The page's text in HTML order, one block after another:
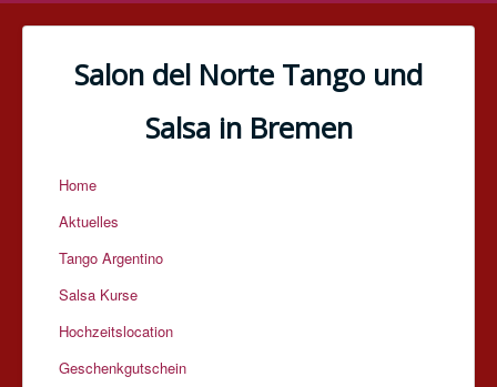
Salon del Norte Tango und
Salsa in Bremen
Home
Aktuelles
Tango Argentino
Salsa Kurse
Hochzeitslocation
Geschenkgutschein